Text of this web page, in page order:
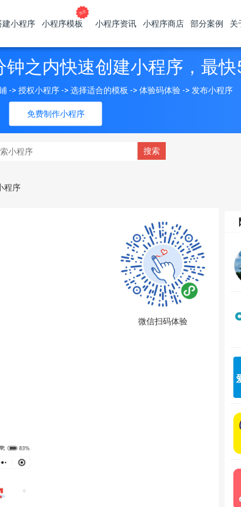
建小程序 小程序模板 小程序资讯 小程序商店 部分案例 关
之内快速创建小程序，最
免费制作小程序
-> 授权小程序 -> 选择适合的模板 -> 体验码体验 -> 发布小程序
程序
微信扫码体验